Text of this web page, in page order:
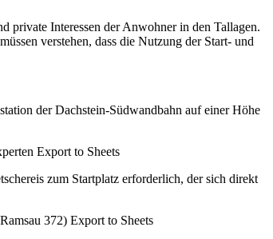
private Interessen der Anwohner in den Tallagen.
verstehen, dass die Nutzung der Start- und
der Dachstein-Südwandbahn auf einer Höhe
Export to Sheets
zum Startplatz erforderlich, der sich direkt
372) Export to Sheets